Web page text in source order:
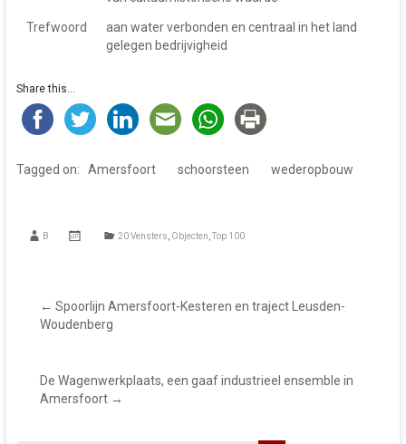
Trefwoord
aan water verbonden en centraal in het land
gelegen bedrijvigheid
Share this...
Tagged on: Amersfoort schoorsteen wederopbouw
B 20 Vensters Objecten Top 100
← Spoorlijn Amersfoort-Kesteren en traject Leusden-
Woudenberg
De Wagenwerkplaats, een gaaf industrieel ensemble in
Amersfoort →